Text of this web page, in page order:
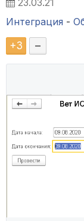
23.03.21
Интеграция -
+3 –